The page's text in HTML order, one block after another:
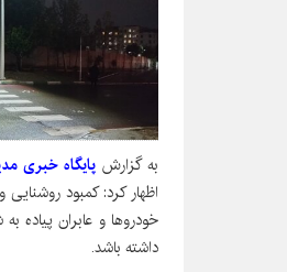
به گزارش پایگاه خبری
اظهار کرد: کمبود
خودروها و عابران
داشته باشد.